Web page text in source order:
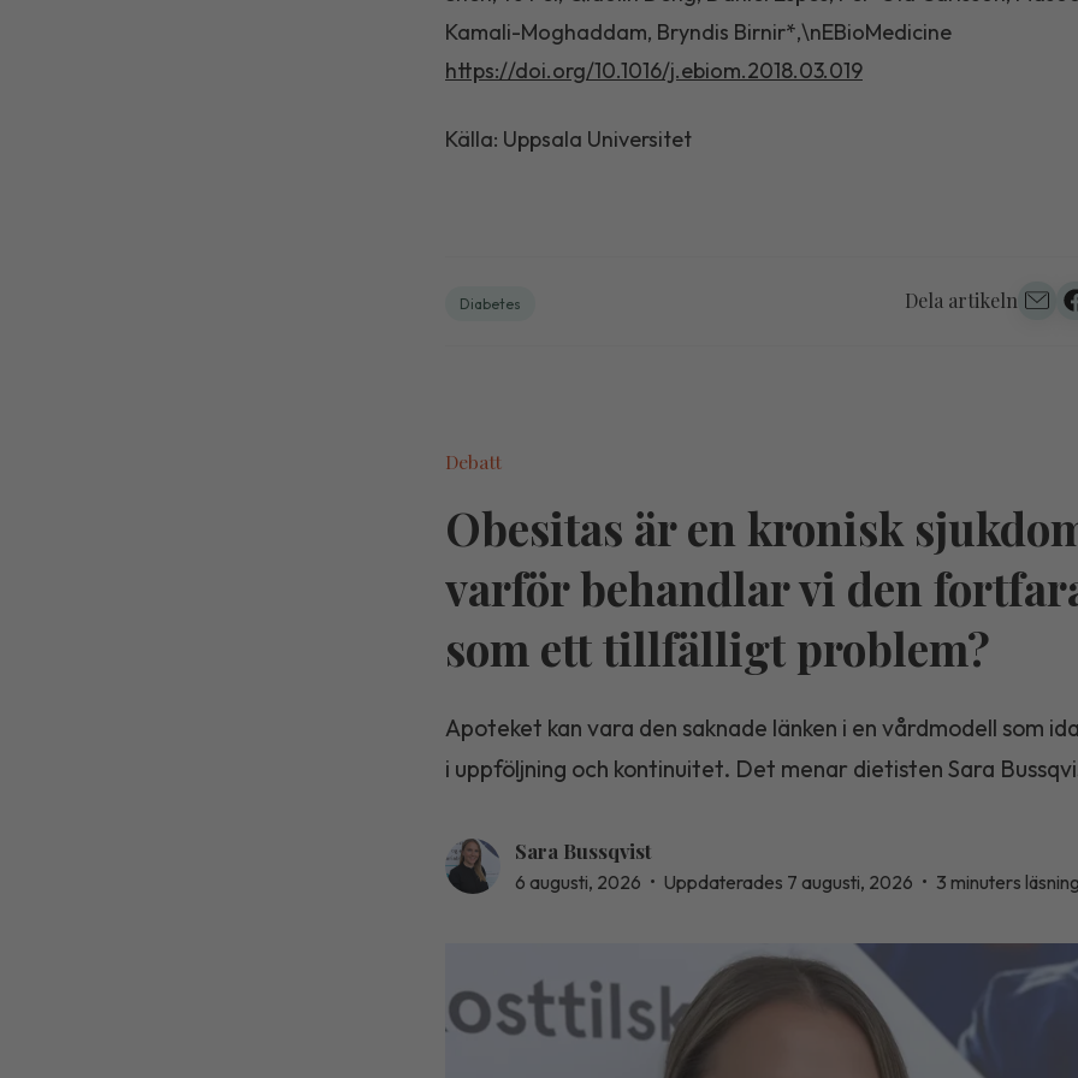
Kamali-Moghaddam, Bryndis Birnir*,\nEBioMedicine
https://doi.org/10.1016/j.ebiom.2018.03.019
Källa: Uppsala Universitet
Diabetes Dela artikeln
Debatt
Obesitas är en kronisk
varför behandlar vi den
som ett tillfälligt problem?
Apoteket kan vara den saknade länken i en vårdmodell som
i uppföljning och kontinuitet. Det menar dietisten Sara
Sara Bussqvist
6 augusti, 2026 • Uppdaterades 7 augusti, 2026 • 3 minuters